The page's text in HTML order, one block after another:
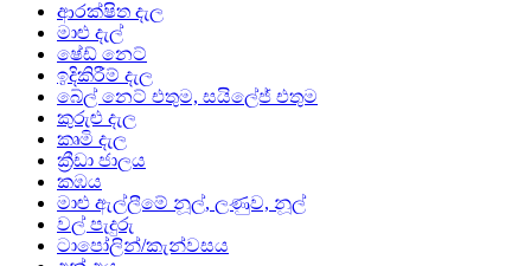
ආරක්ෂිත දැල
මාළු දැල්
ෂේඩ් නෙට්
ඉදිකිරීම් දැල
බේල් නෙට් එතුම, සයිලේජ් එතුම
කුරුළු දැල
කෘමි දැල
ක්‍රීඩා ජාලය
කඹය
මාළු ඇල්ලීමේ නූල්, ලණුව, නූල්
වල් පැදුරු
ටාපෝලින්/කැන්වසය